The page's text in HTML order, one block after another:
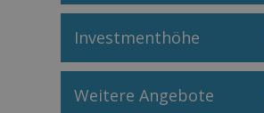
Investmenthöhe
Weitere Angebote